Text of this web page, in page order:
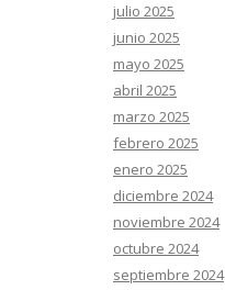
julio 2025
junio 2025
mayo 2025
abril 2025
marzo 2025
febrero 2025
enero 2025
diciembre 2024
noviembre 2024
octubre 2024
septiembre 2024